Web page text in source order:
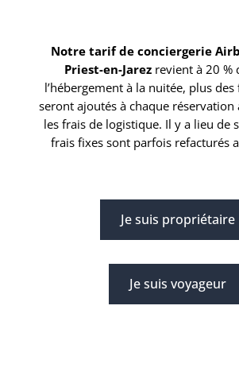
Notre tarif de conciergerie
Priest-en-Jarezrevient à 20 %
l’hébergement à la nuitée, plus
seront ajoutés à chaque
les frais de logistique. Il y a lieu de
frais fixes sont parfois refacturés
Je suis propriétaire
Je suis voyageur